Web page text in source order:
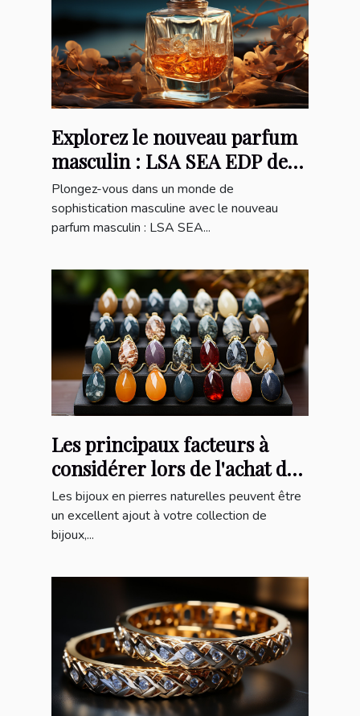
Explorez le nouveau parfum
masculin : LSA SEA EDP de
100mL
Plongez-vous dans un monde de
sophistication masculine avec le nouveau
parfum masculin : LSA SEA...
Les principaux facteurs à
considérer lors de l'achat de
bijoux en pierres naturelles
Les bijoux en pierres naturelles peuvent être
un excellent ajout à votre collection de
bijoux,...